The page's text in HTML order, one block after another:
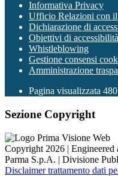
Informativa Privacy
Ufficio Relazioni con
Dichiarazione di
Obiettivi di accessibilità
Whistleblowing
Gestione consensi
Amministrazione
Pagina visualizzata 480
Sezione Copyright
Copyright 2026 |
Parma S.p.A. | Divisione
Disclaimer trattamento dati